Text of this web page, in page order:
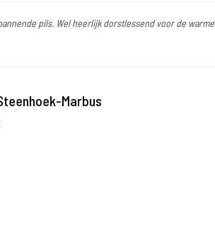
pils. Wel heerlijk dorstlessend voor de warme
Marbus